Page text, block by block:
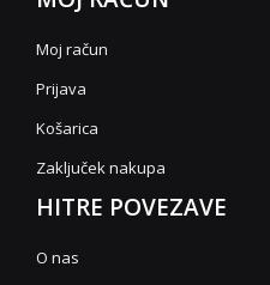
Moj račun
Prijava
Košarica
Zaključek nakupa
HITRE POVEZAVE
O nas